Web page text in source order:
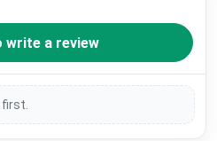
write a review
first.